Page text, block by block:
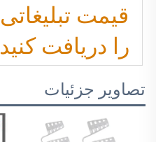
قیمت تبلیغاتی
را دریافت کنید
تصاویر جزئیات